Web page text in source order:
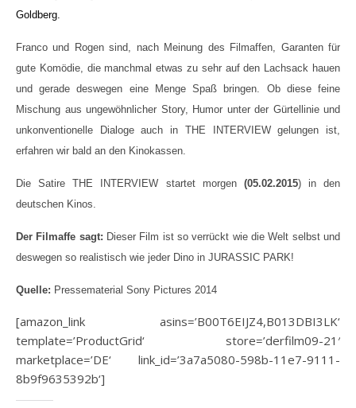
Goldberg.
Franco und Rogen sind, nach Meinung des Filmaffen, Garanten für
gute Komödie, die manchmal etwas zu sehr auf den Lachsack hauen
und gerade deswegen eine Menge Spaß bringen. Ob diese feine
Mischung aus ungewöhnlicher Story, Humor unter der Gürtellinie und
unkonventionelle Dialoge auch in THE INTERVIEW gelungen ist,
erfahren wir bald an den Kinokassen.
Die Satire THE INTERVIEW startet morgen (05.02.2015) in den
deutschen Kinos.
Der Filmaffe sagt: Dieser Film ist so verrückt wie die Welt selbst und
deswegen so realistisch wie jeder Dino in JURASSIC PARK!
Quelle: Pressematerial Sony Pictures 2014
[amazon_link asins=’B00T6EIJZ4,B013DBI3LK‘
template=’ProductGrid‘ store=’derfilm09-21′
marketplace=’DE‘ link_id=’3a7a5080-598b-11e7-9111-
8b9f9635392b‘]